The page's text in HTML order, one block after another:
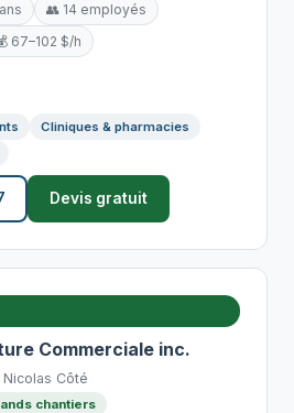
👥 14 employés
67–102 $/h
Cliniques & pharmacies
Devis gratuit
Commerciale inc.
Côté
chantiers